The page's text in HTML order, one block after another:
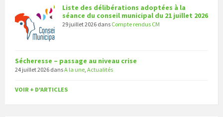
Liste des délibérations adoptées à la
séance du conseil municipal du 21 juillet 2026
29 juillet 2026 dans Compte rendus CM
Sécheresse – passage au niveau crise
24 juillet 2026 dansA la une Actualités
VOIR + D'ARTICLES